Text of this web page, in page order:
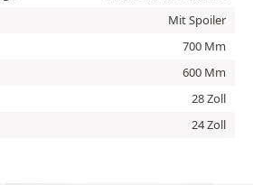
Mit Spoiler
700 Mm
600 Mm
28 Zoll
24 Zoll